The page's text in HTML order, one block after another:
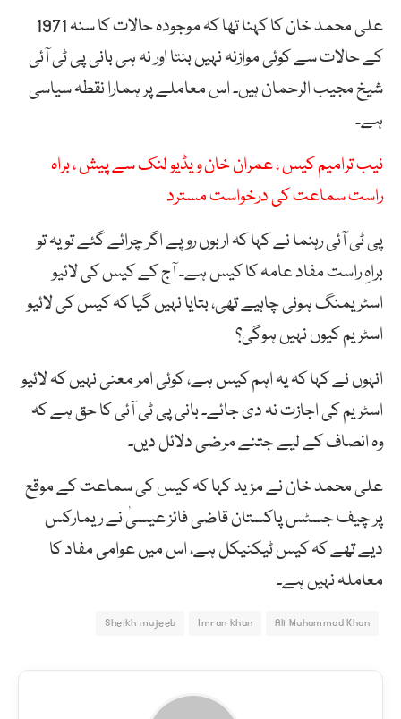
علی محمد خان کا کہنا تھا کہ موجودہ حالات کا سنہ 1971
کے حالات سے کوئی موازنہ نہیں بنتا اور نہ ہی بانی پی ٹی آئی
شیخ مجیب الرحمان ہیں۔ اس معاملے پر ہمارا نقطہ سیاسی
ہے۔
نیب ترامیم کیس ، عمران خان ویڈیو لنک سے پیش ، براہ
راست سماعت کی درخواست مسترد
پی ٹی آئی رہنما نے کہا کہ اربوں روپے اگر چرائے گئے تو یہ تو
براہِ راست مفاد عامہ کا کیس ہے۔ آج کے کیس کی لائیو
اسٹریمنگ ہونی چاہیے تھی، بتایا نہیں گیا کہ کیس کی لائیو
اسٹریم کیوں نہیں ہوگی؟
انہوں نے کہا کہ یہ اہم کیس ہے، کوئی امر معنی نہیں کہ لائیو
اسٹریم کی اجازت نہ دی جائے۔ بانی پی ٹی آئی کا حق ہے کہ
وہ انصاف کے لیے جتنے مرضی دلائل دیں۔
علی محمد خان نے مزید کہا کہ کیس کی سماعت کے موقع
پر چیف جسٹس پاکستان قاضی فائز عیسیٰ نے ریمارکس
دیے تھے کہ کیس ٹیکنیکل ہے، اس میں عوامی مفاد کا
معاملہ نہیں ہے۔
Ali Muhammad Khan
Imran khan
Sheikh mujeeb